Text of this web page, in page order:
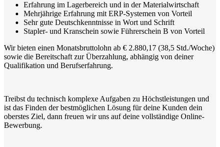
Erfahrung im Lagerbereich und in der Materialwirtschaft
Mehrjährige Erfahrung mit ERP-Systemen von Vorteil
Sehr gute Deutschkenntnisse in Wort und Schrift
Stapler- und Kranschein sowie Führerschein B von Vorteil
Wir bieten einen Monatsbruttolohn ab € 2.880,17 (38,5 Std./Woche)
sowie die Bereitschaft zur Überzahlung, abhängig von deiner
Qualifikation und Berufserfahrung.
Treibst du technisch komplexe Aufgaben zu Höchstleistungen und
ist das Finden der bestmöglichen Lösung für deine Kunden dein
oberstes Ziel, dann freuen wir uns auf deine vollständige Online-
Bewerbung.